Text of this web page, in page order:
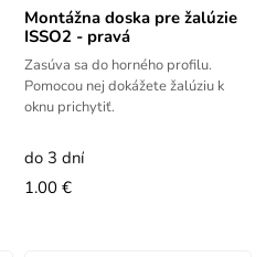
Montážna doska pre žalúzie
ISSO2 - pravá
Zasúva sa do horného profilu.
Pomocou nej dokážete žalúziu k
oknu prichytiť.
do 3 dní
1.00 €